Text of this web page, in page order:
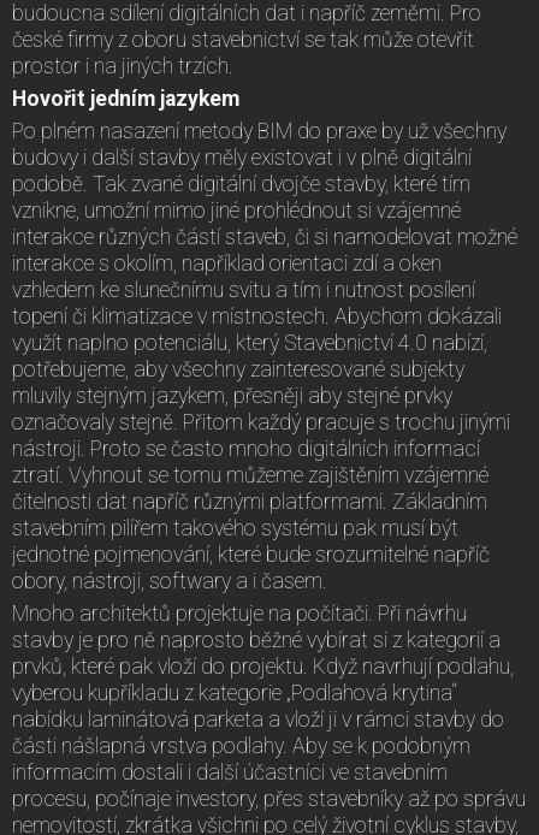
budoucna sdílení digitálních dat i napříč zeměmi. Pro
české firmy z oboru stavebnictví se tak může otevřít
prostor i na jiných trzích.
Hovořit jedním jazykem
Po plném nasazení metody BIM do praxe by už všechny
budovy i další stavby měly existovat i v plně digitální
podobě. Tak zvané digitální dvojče stavby, které tím
vznikne, umožní mimo jiné prohlédnout si vzájemné
interakce různých částí staveb, či si namodelovat možné
interakce s okolím, například orientaci zdí a oken
vzhledem ke slunečnímu svitu a tím i nutnost posílení
topení či klimatizace v místnostech. Abychom dokázali
využít naplno potenciálu, který Stavebnictví 4.0 nabízí,
potřebujeme, aby všechny zainteresované subjekty
mluvily stejným jazykem, přesněji aby stejné prvky
označovaly stejně. Přitom každý pracuje s trochu jinými
nástroji. Proto se často mnoho digitálních informací
ztratí. Vyhnout se tomu můžeme zajištěním vzájemné
čitelnosti dat napříč různými platformami. Základním
stavebním pilířem takového systému pak musí být
jednotné pojmenování, které bude srozumitelné napříč
obory, nástroji, softwary a i časem.
Mnoho architektů projektuje na počítači. Při návrhu
stavby je pro ně naprosto běžné vybírat si z kategorií a
prvků, které pak vloží do projektu. Když navrhují podlahu,
vyberou kupříkladu z kategorie „Podlahová krytina“
nabídku laminátová parketa a vloží ji v rámci stavby do
části nášlapná vrstva podlahy. Aby se k podobným
informacím dostali i další účastníci ve stavebním
procesu, počínaje investory, přes stavebníky až po správu
nemovitostí, zkrátka všichni po celý životní cyklus stavby,